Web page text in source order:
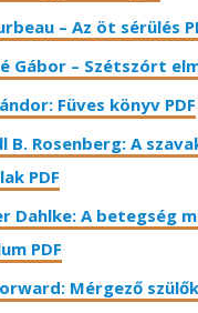
– Az öt sérülés
Gábor – Szétszórt
Füves könyv PDF
B. Rosenberg: A
PDF
Dahlke: A betegség
PDF
Mérgező szülők